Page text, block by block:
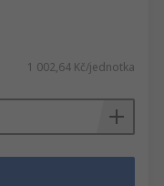
1 002,64 Kč/jednotka